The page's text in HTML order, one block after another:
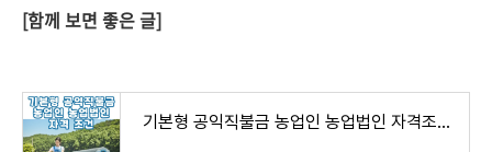
[함께 보면 좋은 글]
기본형 공익직불금 농업인 농업법인 자격조건[공익직불제, 농업직불금, 승계자 등]